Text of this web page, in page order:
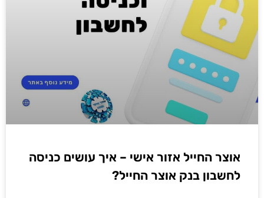
אוצר החייל אזור אישי – איך עושים כניסה
לחשבון בנק אוצר החייל?